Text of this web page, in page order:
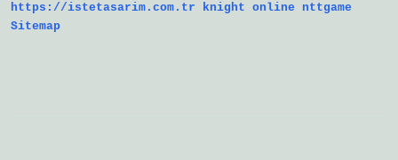
https://istetasarim.com.tr
knight online
nttgame
Sitemap